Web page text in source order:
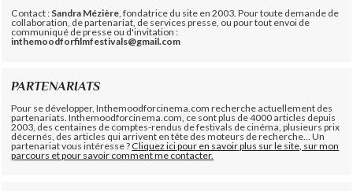
Contact : Sandra Mézière , fondatrice du site en 2003. Pour toute demande de
collaboration, de partenariat, de services presse, ou pour tout envoi de
communiqué de presse ou d'invitation :
inthemoodforfilmfestivals@gmail.com
PARTENARIATS
Pour se développer, Inthemoodforcinema.com recherche actuellement des
partenariats. Inthemoodforcinema.com, ce sont plus de 4000 articles depuis
2003, des centaines de comptes-rendus de festivals de cinéma, plusieurs prix
décernés, des articles qui arrivent en tête des moteurs de recherche... Un
partenariat vous intéresse ?Cliquez ici pour en savoir plus sur le site, sur mon
parcours et pour savoir comment me contacter.